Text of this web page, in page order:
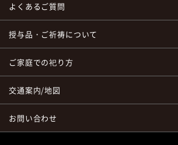
よくあるご質問
授与品・ご祈祷について
ご家庭での祀り方
交通案内/地図
お問い合わせ